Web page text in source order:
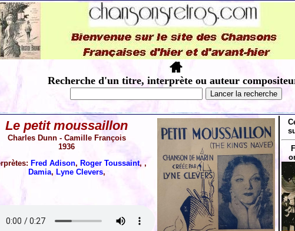
Recherche d'un titre, interprète ou auteur
Le petit moussaillon
Charles Dunn - Camille François
1936
Fred Adison, Roger Toussaint, ,
Damia, Lyne Clevers,